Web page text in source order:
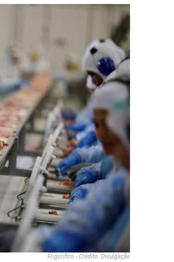
Frigorífico - Crédito: Divulgação